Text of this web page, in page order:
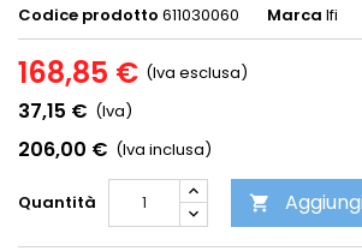
Codice prodotto 611030060 Marca Ifi
168,85 € (Iva esclusa)
37,15 € (Iva)
206,00 € (Iva inclusa)
Quantità 